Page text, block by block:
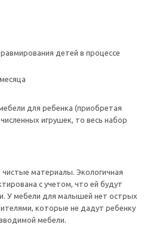
детей в процессе
для ребенка (приобретая
игрушек, то весь набор
материалы. Экологичная
с учетом, что ей будут
У мебели для малышей нет острых
которые не дадут ребенку
мебели.